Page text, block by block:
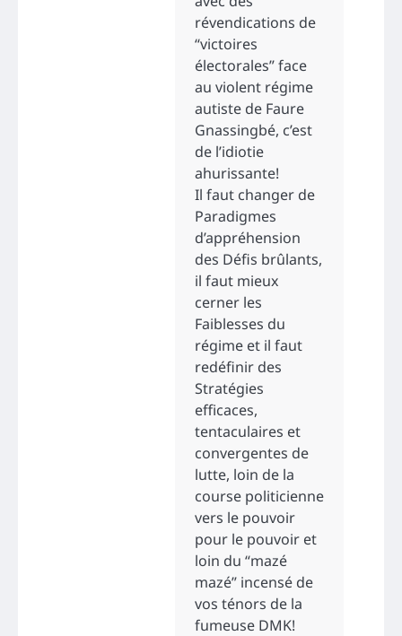
révendications de
“victoires
électorales” face
au violent régime
autiste de Faure
Gnassingbé, c’est
de l’idiotie
ahurissante!
Il faut changer de
Paradigmes
d’appréhension
des Défis brûlants,
il faut mieux
cerner les
Faiblesses du
régime et il faut
redéfinir des
Stratégies
efficaces,
tentaculaires et
convergentes de
lutte, loin de la
course politicienne
vers le pouvoir
pour le pouvoir et
loin du “mazé
mazé” incensé de
vos ténors de la
fumeuse DMK!